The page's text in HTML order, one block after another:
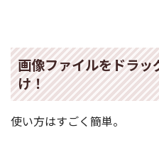
画像ファイルをドラ
け！
使い方はすごく簡単。